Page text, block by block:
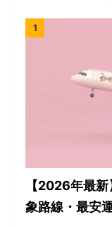
【2026年最
象路線・最安